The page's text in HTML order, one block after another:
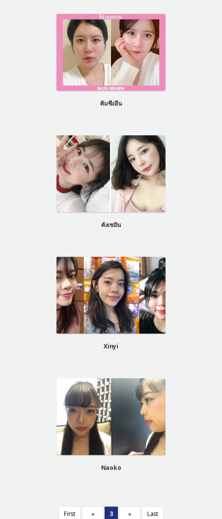
คิมซึงอึน
คังเซมิน
Xinyi
Naoko
First « 3 » Last